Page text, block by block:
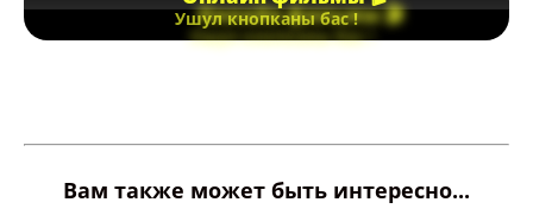
Ушул кнопканы бас !
Вам также может быть интересно...